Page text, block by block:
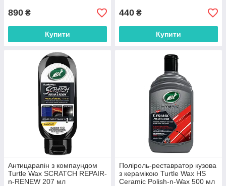
890 ₴
Купити
440 ₴
Купити
Антицарапін з компаундом
Turtle Wax SCRATCH REPAIR-
n-RENEW 207 мл
Поліроль-реставратор кузова
з керамікою Turtle Wax HS
Ceramic Polish-n-Wax 500 мл